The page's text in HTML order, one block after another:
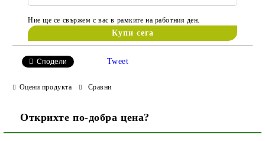
Ние ще се свържем с вас в рамките на работния ден.
Сподели Tweet
Оцени продукта Сравни
Открихте по-добра цена?